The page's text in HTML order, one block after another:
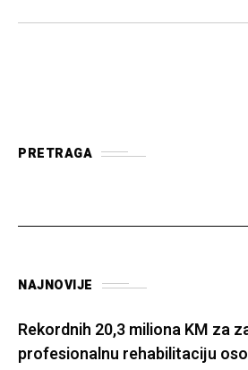
Akademijom likovnih
PRETRAGA
NAJNOVIJE
Rekordnih 20,3 miliona KM za
profesionalnu rehabilitaciju